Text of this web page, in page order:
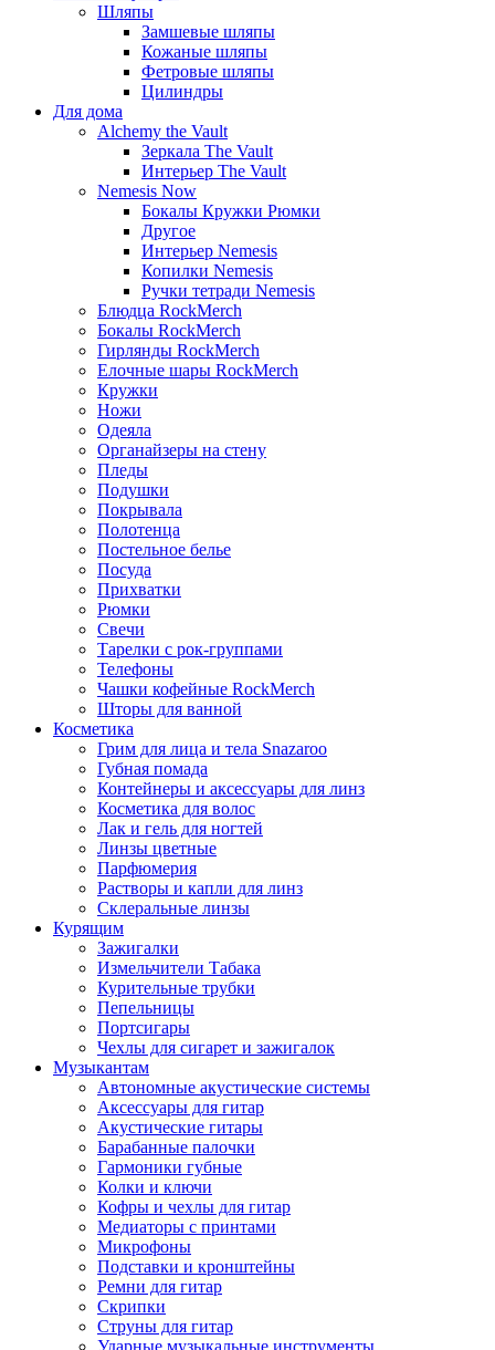
Шляпы
Замшевые шляпы
Кожаные шляпы
Фетровые шляпы
Цилиндры
Для дома
Alchemy the Vault
Зеркала The Vault
Интерьер The Vault
Nemesis Now
Бокалы Кружки Рюмки
Другое
Интерьер Nemesis
Копилки Nemesis
Ручки тетради Nemesis
Блюдца RockMerch
Бокалы RockMerch
Гирлянды RockMerch
Елочные шары RockMerch
Кружки
Ножи
Одеяла
Органайзеры на стену
Пледы
Подушки
Покрывала
Полотенца
Постельное белье
Посуда
Прихватки
Рюмки
Свечи
Тарелки с рок-группами
Телефоны
Чашки кофейные RockMerch
Шторы для ванной
Косметика
Грим для лица и тела Snazaroo
Губная помада
Контейнеры и аксессуары для линз
Косметика для волос
Лак и гель для ногтей
Линзы цветные
Парфюмерия
Растворы и капли для линз
Склеральные линзы
Курящим
Зажигалки
Измельчители Табака
Курительные трубки
Пепельницы
Портсигары
Чехлы для сигарет и зажигалок
Музыкантам
Автономные акустические системы
Аксессуары для гитар
Акустические гитары
Барабанные палочки
Гармоники губные
Колки и ключи
Кофры и чехлы для гитар
Медиаторы с принтами
Микрофоны
Подставки и кронштейны
Ремни для гитар
Скрипки
Струны для гитар
Ударные музыкальные инструменты